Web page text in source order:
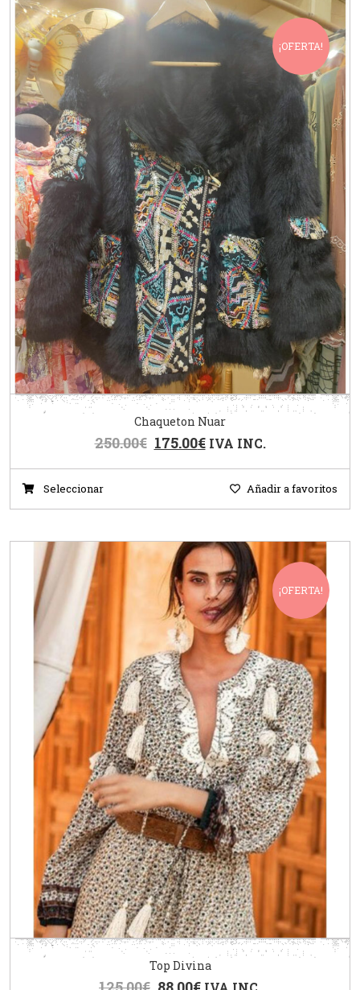
¡OFERTA!
Chaqueton Nuar
250.00€ 175.00€ IVA INC.
Seleccionar Añadir a favoritos
¡OFERTA!
Top Divina